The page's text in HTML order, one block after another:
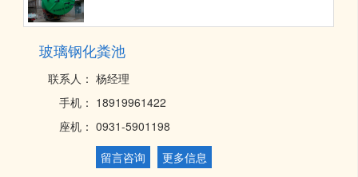
玻璃钢化粪池
联系人： 杨经理
手机： 18919961422
座机： 0931-5901198
留言咨询
更多信息